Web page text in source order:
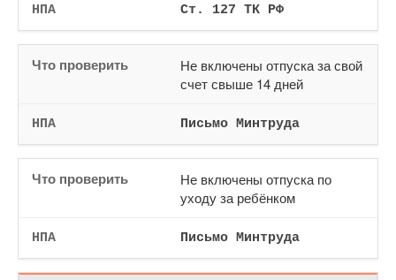
Ст. 127 ТК РФ
Не включены отпуска за свой
счет свыше 14 дней
Письмо Минтруда
Не включены отпуска по
уходу за ребёнком
Письмо Минтруда